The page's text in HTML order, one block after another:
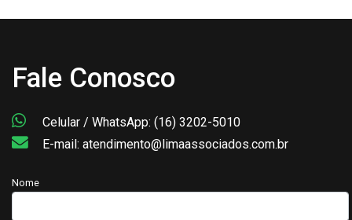
Fale Conosco
Celular / WhatsApp: (16) 3202-5010
E-mail: atendimento@limaassociados.com.br
Nome